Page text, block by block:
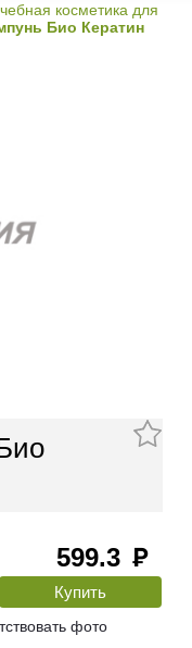
косметика для
Био Кератин
599.3 руб
фото